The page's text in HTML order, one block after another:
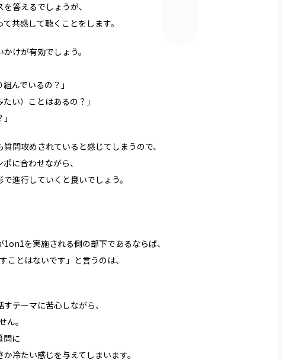
答えるでしょうが、
共感して聴くことをします。
けが有効でしょう。
んでいるの？」
い）ことはあるの？」
問攻めされていると感じてしまうので、
に合わせながら、
進行していくと良いでしょう。
を実施される側の部下であるならば、
とはないです」と言うのは、
テーマに苦心しながら、
ん。
問に
冷たい感じを与えてしまいます。